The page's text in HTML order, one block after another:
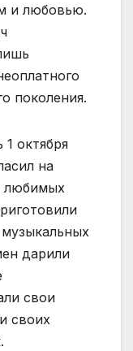
и любовью.
поколения.
октября
на
любимых
дарили
свои
своих